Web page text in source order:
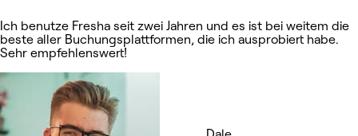
Ich benutze Fresha seit zwei Jahren und es ist bei weitem die
beste aller Buchungsplattformen, die ich ausprobiert habe.
Sehr empfehlenswert!